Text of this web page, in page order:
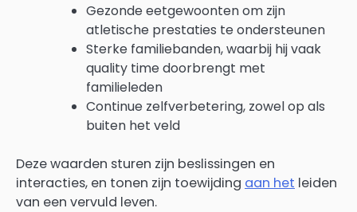
Gezonde eetgewoonten om zijn
atletische prestaties te ondersteunen
Sterke familiebanden, waarbij hij vaak
quality time doorbrengt met
familieleden
Continue zelfverbetering, zowel op als
buiten het veld
Deze waarden sturen zijn beslissingen en
interacties, en tonen zijn toewijding aan het leiden
van een vervuld leven.